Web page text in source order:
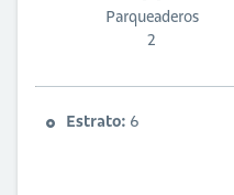
Parqueaderos
2
Estrato: 6